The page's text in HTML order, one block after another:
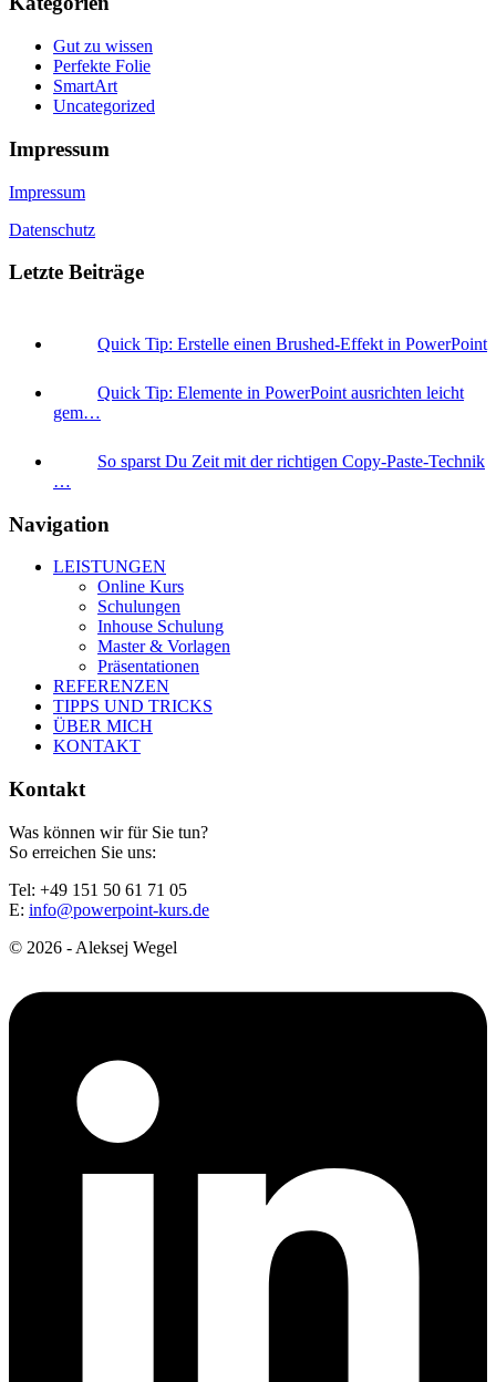
Gut zu wissen
Perfekte Folie
SmartArt
Uncategorized
Impressum
Impressum
Datenschutz
Letzte Beiträge
Quick Tip: Erstelle einen Brushed-Effekt in PowerPoint
Quick Tip: Elemente in PowerPoint ausrichten leicht
gem…
So sparst Du Zeit mit der richtigen Copy-Paste-Technik
…
Navigation
LEISTUNGEN
Online Kurs
Schulungen
Inhouse Schulung
Master & Vorlagen
Präsentationen
REFERENZEN
TIPPS UND TRICKS
ÜBER MICH
KONTAKT
Kontakt
Was können wir für Sie tun?
So erreichen Sie uns:
Tel: +49 151 50 61 71 05
E: info@powerpoint-kurs.de
© 2026 - Aleksej Wegel